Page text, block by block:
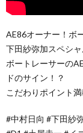
AE86オーナー！ボ
下田紗弥加スペシャ
ボートレーサーの
ドのサイン！？
こだわりポイント満
#中村日向 #下田紗